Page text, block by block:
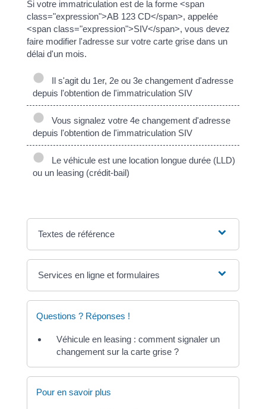
Si votre immatriculation est de la forme <span
class="expression">AB 123 CD</span>, appelée
<span class="expression">SIV</span>, vous devez
faire modifier l'adresse sur votre carte grise dans un
délai d'un mois.
Il s'agit du 1er, 2e ou 3e changement d'adresse
depuis l'obtention de l'immatriculation SIV
Vous signalez votre 4e changement d'adresse
depuis l'obtention de l'immatriculation SIV
Le véhicule est une location longue durée (LLD)
ou un leasing (crédit-bail)
Textes de référence
Services en ligne et formulaires
Questions ? Réponses !
Véhicule en leasing : comment signaler un
changement sur la carte grise ?
Pour en savoir plus